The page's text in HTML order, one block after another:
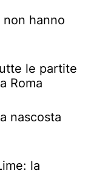
hanno
le partite
Roma
nascosta
la